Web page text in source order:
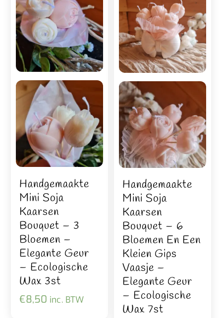
Handgemaakte
Mini Soja
Kaarsen
Bouquet – 3
Bloemen –
Elegante Geur
– Ecologische
Wax 3st
€8,50 inc. BTW
Handgemaakte
Mini Soja
Kaarsen
Bouquet – 6
Bloemen En Een
Kleien Gips
Vaasje –
Elegante Geur
– Ecologische
Wax 7st